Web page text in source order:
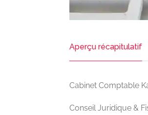
Aperçu récapitulatif
Cabinet Comptable
Conseil Juridique &